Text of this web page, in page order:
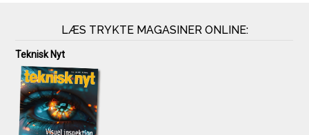
LÆS TRYKTE MAGASINER ONLINE:
Teknisk Nyt